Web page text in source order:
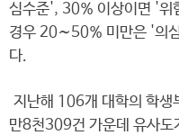
심수준', 30% 이상이면 '위
경우 20∼50% 미만은 '의
다.
지난해 106개 대학의 학생
만8천309건 가운데 유사